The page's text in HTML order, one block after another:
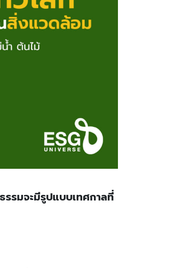
รมจะมีรูปแบบเทศกาลที่